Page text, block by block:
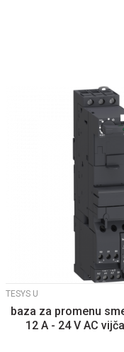
UPOREDI
TESYS U
baza za promenu
12 A - 24 V AC